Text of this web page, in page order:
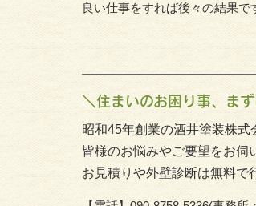
良い仕事をすれば後々の結果で
＼住まいのお困り事、ま
昭和45年創業の酒井塗装株式
皆様のお悩みやご要望をお伺
お見積りや外壁診断は無料で